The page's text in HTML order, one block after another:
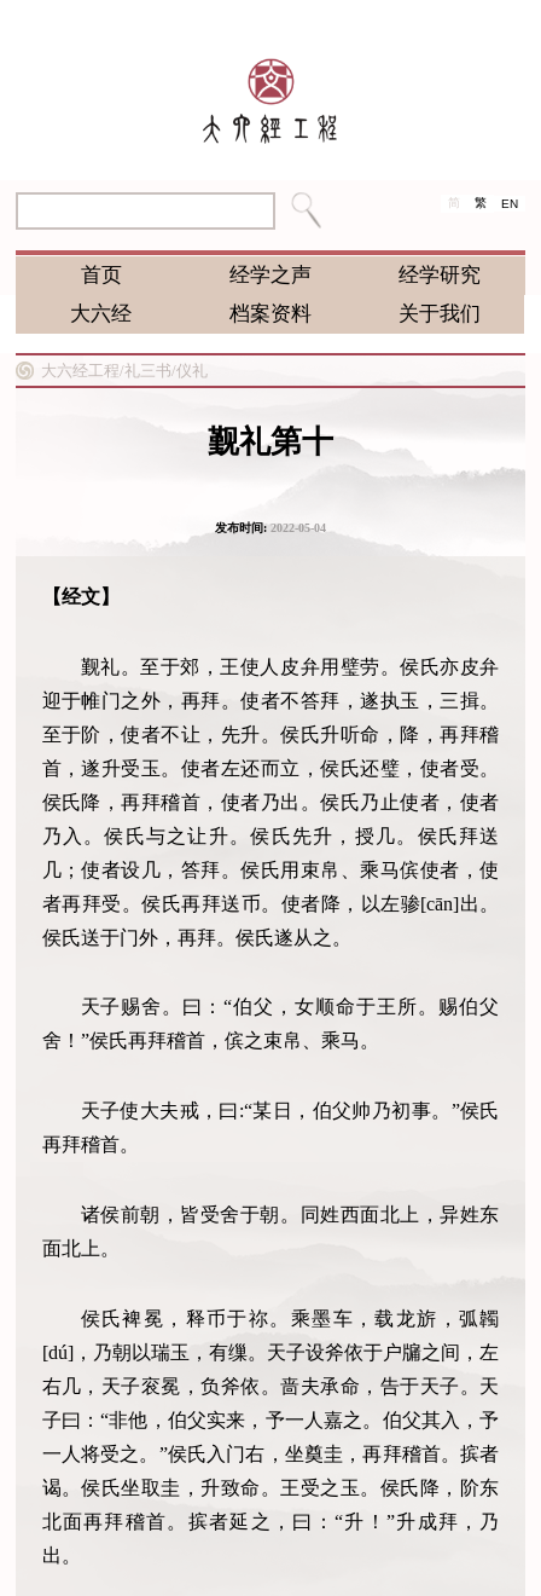
简 繁 EN
首页 经学之声
经学研究
大六经
档案资料 关于我们
大六经工程/礼三书/仪礼
觐礼第十
发布时间:2022-05-04
【经文】
觐礼。至于郊，王使人皮弁用璧劳。侯氏亦皮弁
迎于帷门之外，再拜。使者不答拜，遂执玉，三揖。
至于阶，使者不让，先升。侯氏升听命，降，再拜稽
首，遂升受玉。使者左还而立，侯氏还璧，使者受。
侯氏降，再拜稽首，使者乃出。侯氏乃止使者，使者
乃入。侯氏与之让升。侯氏先升，授几。侯氏拜送
几；使者设几，答拜。侯氏用束帛、乘马傧使者，使
者再拜受。侯氏再拜送币。使者降，以左骖[cān]出。
侯氏送于门外，再拜。侯氏遂从之。
天子赐舍。曰：“伯父，女顺命于王所。赐伯父
舍！”侯氏再拜稽首，傧之束帛、乘马。
天子使大夫戒，曰:“某日，伯父帅乃初事。”侯氏
再拜稽首。
诸侯前朝，皆受舍于朝。同姓西面北上，异姓东
面北上。
侯氏裨冕，释币于祢。乘墨车，载龙旂，弧韣
[dú]，乃朝以瑞玉，有缫。天子设斧依于户牖之间，左
右几，天子衮冕，负斧依。啬夫承命，告于天子。天
子曰：“非他，伯父实来，予一人嘉之。伯父其入，予
一人将受之。”侯氏入门右，坐奠圭，再拜稽首。摈者
谒。侯氏坐取圭，升致命。王受之玉。侯氏降，阶东
北面再拜稽首。摈者延之，曰：“升！”升成拜，乃
出。